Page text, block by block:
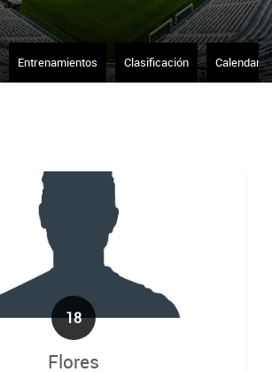
Entrenamientos Clasificación Calendario
18
Flores